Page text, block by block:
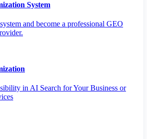
System
and become a professional GEO
in AI Search for Your Business or